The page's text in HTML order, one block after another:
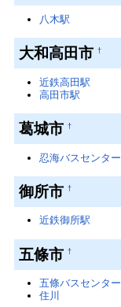
八木駅
大和高田市†
近鉄高田駅
高田市駅
葛城市†
忍海バスセンター
御所市†
近鉄御所駅
五條市†
五條バスセンター
住川